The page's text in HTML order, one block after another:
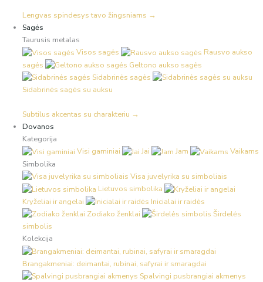
Lengvas spindesys tavo žingsniams →
Sagės
Taurusis metalas
Visos sagės
Rausvo aukso
sagės
Geltono aukso sagės
Sidabrinės sagės
Sidabrinės sagės su auksu
Subtilus akcentas su charakteriu →
Dovanos
Kategorija
Visi gaminiai
Jai Jam
Vaikams
Simbolika
Visa juvelyrika su simboliais
Lietuvos simbolika
Kryželiai ir angelai
Inicialai ir raidės
Zodiako ženklai
Širdelės
simbolis
Kolekcija
Brangakmeniai: deimantai, rubinai, safyrai ir smaragdai
Spalvingi pusbrangiai akmenys